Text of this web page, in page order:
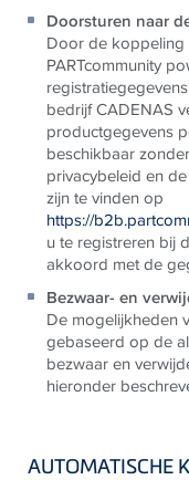
Doorsturen naar
Door de koppeling
PARTcommunity
bedrijf CADENAS
productgegevens
beschikbaar
privacybeleid en
zijn te vinden op
https://
u te registreren bij
akkoord met de
Bezwaar- en
De mogelijkheden
gebaseerd op de
bezwaar en
hieronder
AUTOMATISCHE